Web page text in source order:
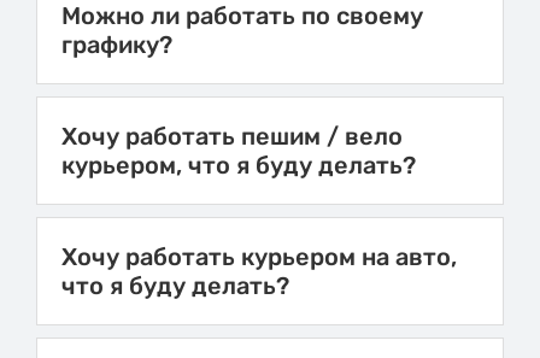
Можно ли работать по своему
графику?
Хочу работать пешим / вело
курьером, что я буду делать?
Хочу работать курьером на авто,
что я буду делать?